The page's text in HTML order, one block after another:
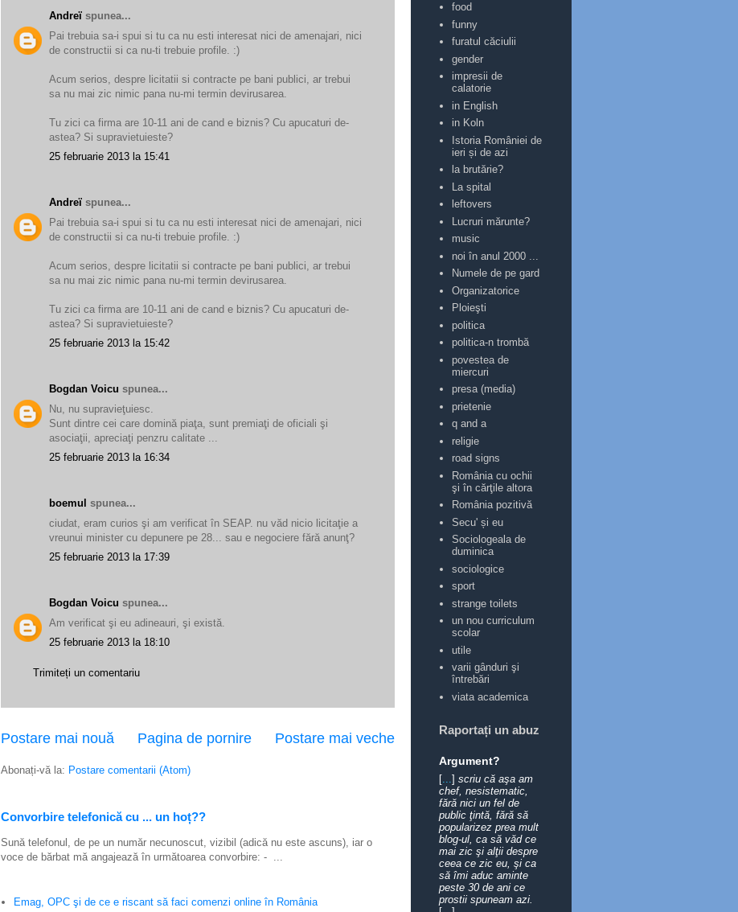
Andreï spunea...
Pai trebuia sa-i spui si tu ca nu esti interesat nici de amenajari, nici
de constructii si ca nu-ti trebuie profile. :)
Acum serios, despre licitatii si contracte pe bani publici, ar trebui
sa nu mai zic nimic pana nu-mi termin devirusarea.
Tu zici ca firma are 10-11 ani de cand e biznis? Cu apucaturi de-
astea? Si supravietuieste?
25 februarie 2013 la 15:41
Andreï spunea...
Pai trebuia sa-i spui si tu ca nu esti interesat nici de amenajari, nici
de constructii si ca nu-ti trebuie profile. :)
Acum serios, despre licitatii si contracte pe bani publici, ar trebui
sa nu mai zic nimic pana nu-mi termin devirusarea.
Tu zici ca firma are 10-11 ani de cand e biznis? Cu apucaturi de-
astea? Si supravietuieste?
25 februarie 2013 la 15:42
Bogdan Voicu spunea...
Nu, nu supravieţuiesc.
Sunt dintre cei care domină piaţa, sunt premiaţi de oficiali şi
asociaţii, apreciaţi penzru calitate ...
25 februarie 2013 la 16:34
boemul spunea...
ciudat, eram curios şi am verificat în SEAP. nu văd nicio licitaţie a
vreunui minister cu depunere pe 28... sau e negociere fără anunţ?
25 februarie 2013 la 17:39
Bogdan Voicu spunea...
Am verificat şi eu adineauri, şi există.
25 februarie 2013 la 18:10
Trimiteți un comentariu
Postare mai nouă Postare mai veche
Pagina de pornire
Abonați-vă la: Postare comentarii (Atom)
Convorbire telefonică cu ... un hoț??
Sună telefonul, de pe un număr necunoscut, vizibil (adică nu este ascuns), iar o
voce de bărbat mă angajează în următoarea convorbire: - ...
Emag, OPC şi de ce e riscant să faci comenzi online în România
food
funny
furatul căciulii
gender
impresii de
calatorie
in English
in Koln
Istoria României de
ieri și de azi
la brutărie?
La spital
leftovers
Lucruri mărunte?
music
noi în anul 2000 ...
Numele de pe gard
Organizatorice
Ploieşti
politica
politica-n trombă
povestea de
miercuri
presa (media)
prietenie
q and a
religie
road signs
România cu ochii
şi în cărţile altora
România pozitivă
Secu' și eu
Sociologeala de
duminica
sociologice
sport
strange toilets
un nou curriculum
scolar
utile
varii gânduri şi
întrebări
viata academica
Raportați un abuz
Argument?
[...] scriu că aşa am
chef, nesistematic,
fără nici un fel de
public ţintă, fără să
popularizez prea mult
blog-ul, ca să văd ce
mai zic şi alţii despre
ceea ce zic eu, şi ca
să îmi aduc aminte
peste 30 de ani ce
prostii spuneam azi.